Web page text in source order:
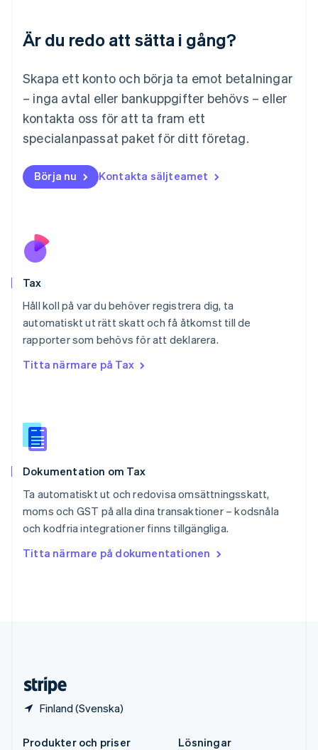
Är du redo att sätta i gång?
Skapa ett konto och börja ta emot betalningar
– inga avtal eller bankuppgifter behövs – eller
kontakta oss för att ta fram ett
specialanpassat paket för ditt företag.
Börja nu Kontakta säljteamet
Tax
Håll koll på var du behöver registrera dig, ta
automatiskt ut rätt skatt och få åtkomst till de
rapporter som behövs för att deklarera.
Titta närmare på Tax
Dokumentation om Tax
Ta automatiskt ut och redovisa omsättningsskatt,
moms och GST på alla dina transaktioner – kodsnåla
och kodfria integrationer finns tillgängliga.
Titta närmare på dokumentationen
Finland (Svenska)
FrançaisDeutschEnglish
Malta
English
Mexiko
Español English
Nederländerna
Norge
English
English
Portugal
Schweiz
DeutschFrançaisItalianoEnglish
Singapore
Slovakien
Spanien
Español
English
Sverige
Thailand
ไทยEnglish
English
Produkter och priser
Lösningar